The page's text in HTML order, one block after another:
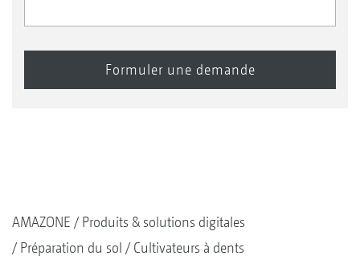
AMAZONE
Produits & solutions digitales
Préparation du sol
Cultivateurs à dents